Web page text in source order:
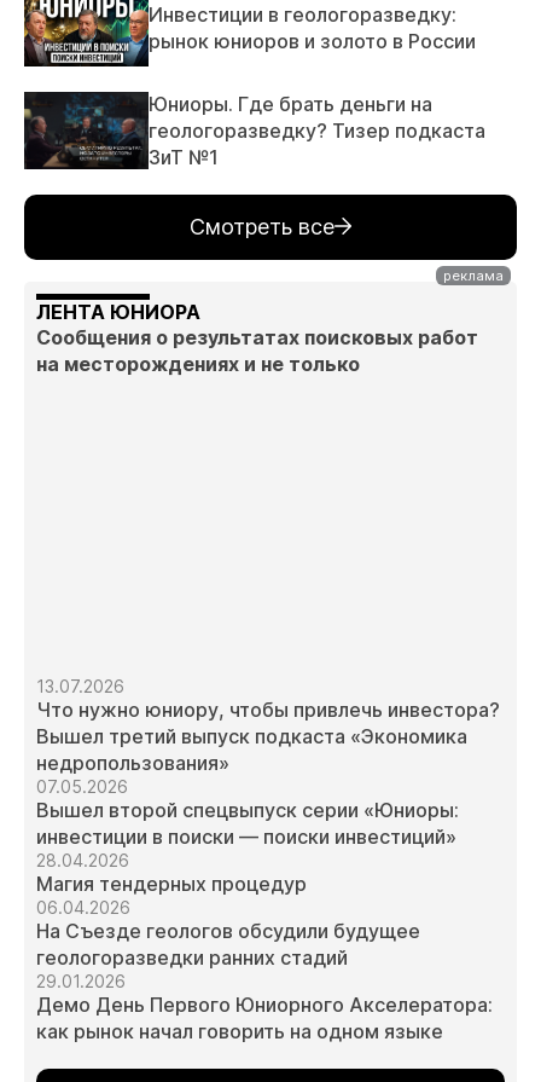
Инвестиции в геологоразведку:
рынок юниоров и золото в России
Юниоры. Где брать деньги на
геологоразведку? Тизер подкаста
ЗиТ №1
Смотреть все
ЛЕНТА ЮНИОРА
Сообщения о результатах поисковых работ
на месторождениях и не только
13.07.2026
Что нужно юниору, чтобы привлечь инвестора?
Вышел третий выпуск подкаста «Экономика
недропользования»
07.05.2026
Вышел второй спецвыпуск серии «Юниоры:
инвестиции в поиски — поиски инвестиций»
28.04.2026
Магия тендерных процедур
06.04.2026
На Съезде геологов обсудили будущее
геологоразведки ранних стадий
29.01.2026
Демо День Первого Юниорного Акселератора:
как рынок начал говорить на одном языке